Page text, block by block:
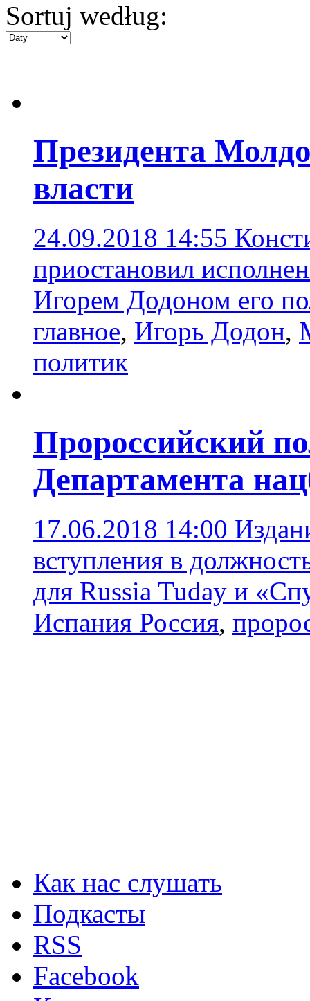
Sortuj według:
Президента
власти
24.09.2018 14:55
приостановил
Игорем Додоном его
главное, Игорь Додон,
политик
Пророссийский
Департамента
17.06.2018 14:00
вступления в
для Russia Tuday и
Испания Россия,
Как нас слушать
Подкасты
RSS
Facebook